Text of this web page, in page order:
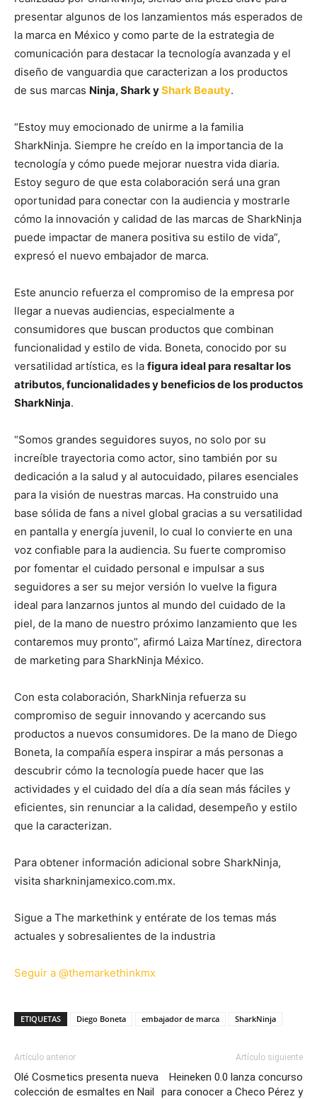
presentar algunos de los lanzamientos más esperados de
la marca en México y como parte de la estrategia de
comunicación para destacar la tecnología avanzada y el
diseño de vanguardia que caracterizan a los productos
de sus marcas Ninja, Shark yShark Beauty.
“Estoy muy emocionado de unirme a la familia
SharkNinja. Siempre he creído en la importancia de la
tecnología y cómo puede mejorar nuestra vida diaria.
Estoy seguro de que esta colaboración será una gran
oportunidad para conectar con la audiencia y mostrarle
cómo la innovación y calidad de las marcas de SharkNinja
puede impactar de manera positiva su estilo de vida”,
expresó el nuevo embajador de marca.
Este anuncio refuerza el compromiso de la empresa por
llegar a nuevas audiencias, especialmente a
consumidores que buscan productos que combinan
funcionalidad y estilo de vida. Boneta, conocido por su
versatilidad artística, es la figura ideal para resaltar los
atributos, funcionalidades y beneficios de los productos
SharkNinja.
“Somos grandes seguidores suyos, no solo por su
increíble trayectoria como actor, sino también por su
dedicación a la salud y al autocuidado, pilares esenciales
para la visión de nuestras marcas. Ha construido una
base sólida de fans a nivel global gracias a su versatilidad
en pantalla y energía juvenil, lo cual lo convierte en una
voz confiable para la audiencia. Su fuerte compromiso
por fomentar el cuidado personal e impulsar a sus
seguidores a ser su mejor versión lo vuelve la figura
ideal para lanzarnos juntos al mundo del cuidado de la
piel, de la mano de nuestro próximo lanzamiento que les
contaremos muy pronto”, afirmó Laiza Martínez, directora
de marketing para SharkNinja México.
Con esta colaboración, SharkNinja refuerza su
compromiso de seguir innovando y acercando sus
productos a nuevos consumidores. De la mano de Diego
Boneta, la compañía espera inspirar a más personas a
descubrir cómo la tecnología puede hacer que las
actividades y el cuidado del día a día sean más fáciles y
eficientes, sin renunciar a la calidad, desempeño y estilo
que la caracterizan.
Para obtener información adicional sobre SharkNinja,
visita sharkninjamexico.com.mx.
Sigue a The markethink y entérate de los temas más
actuales y sobresalientes de la industria
Seguir a @themarkethinkmx
ETIQUETAS Diego Boneta embajador de marca SharkNinja
Artículo anterior
Olé Cosmetics presenta nueva
colección de esmaltes en Nail
Artículo siguiente
Heineken 0.0 lanza concurso
para conocer a Checo Pérez y